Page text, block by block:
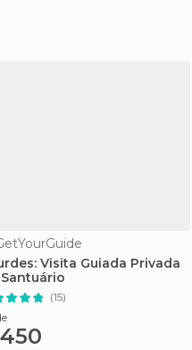
Visita Guiada Privada
(15)
450